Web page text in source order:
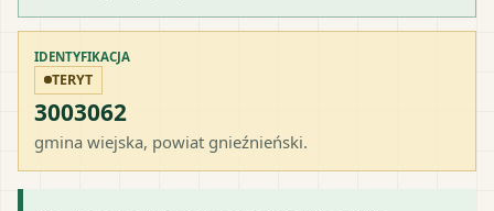
IDENTYFIKACJA
TERYT
3003062
gmina wiejska, powiat gnieźnieński.